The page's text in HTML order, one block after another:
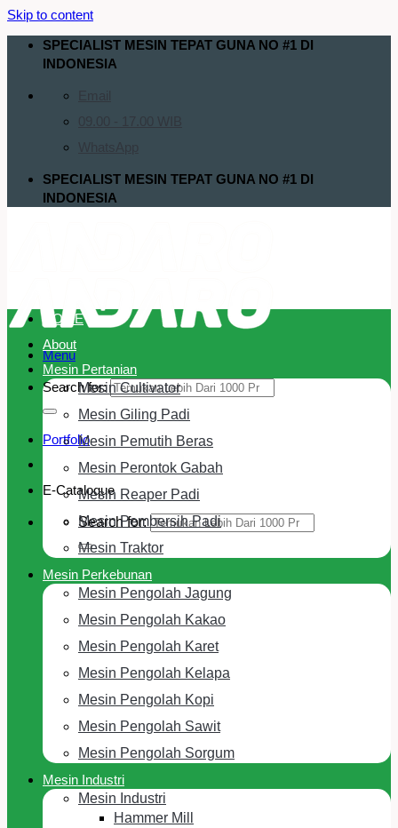
Skip to content
SPECIALIST MESIN TEPAT GUNA NO #1 DI
INDONESIA
SPECIALIST MESIN TEPAT GUNA NO #1 DI
INDONESIA
Menu
Search for:
Portfolio
E-Cataloque
Search for:
HOME
About
Mesin Pertanian
Mesin Cultivator
Mesin Giling Padi
Mesin Pemutih Beras
Mesin Perontok Gabah
Mesin Reaper Padi
Mesin Pembersih Padi
Mesin Traktor
Mesin Perkebunan
Mesin Pengolah Jagung
Mesin Pengolah Kakao
Mesin Pengolah Karet
Mesin Pengolah Kelapa
Mesin Pengolah Kopi
Mesin Pengolah Sawit
Mesin Pengolah Sorgum
Mesin Industri
Mesin Industri
Hammer Mill